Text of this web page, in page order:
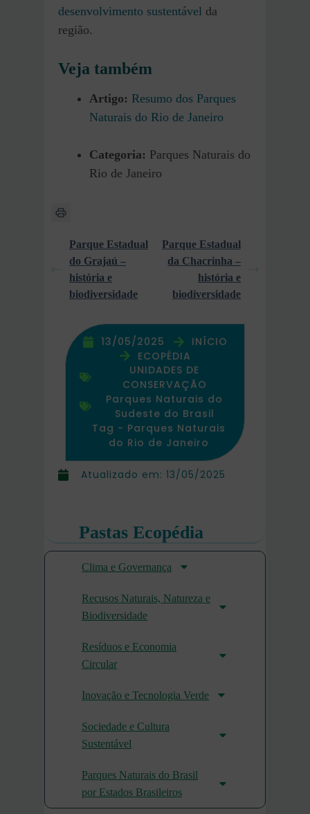
Atualizado em: 13/05/2025
desenvolvimento sustentável da
região.
Veja também
Artigo: Resumo dos Parques
Naturais do Rio de Janeiro
Categoria: Parques Naturais do
Rio de Janeiro
Parque Estadual
do Grajaú –
história e
biodiversidade
Parque Estadual
da Chacrinha –
história e
biodiversidade
13/05/2025
INÍCIO
ECOPÉDIA
UNIDADES DE
CONSERVAÇÃO
Parques Naturais do
Sudeste do Brasil
Tag - Parques Naturais
do Rio de Janeiro
Pastas Ecopédia
Clima e Governança
Recusos Naturais, Natureza e
Biodiversidade
Resíduos e Economia
Circular
Inovação e Tecnologia Verde
Sociedade e Cultura
Sustentável
Parques Naturais do Brasil
por Estados Brasileiros